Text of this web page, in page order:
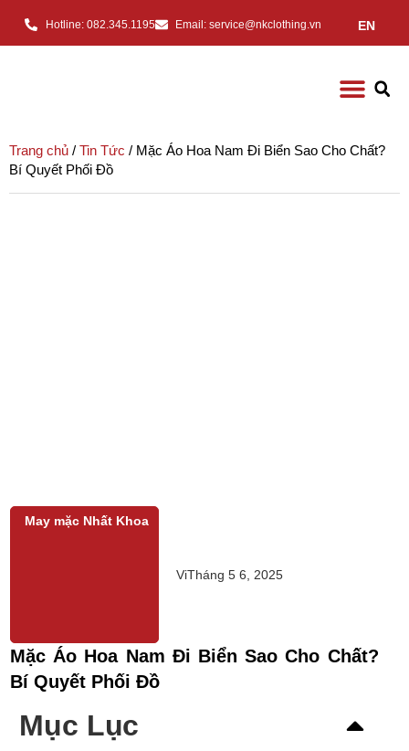
Hotline: 082.345.1195 Email: service@nkclothing.vn EN
Trang chủ / Tin Tức / Mặc Áo Hoa Nam Đi Biển Sao Cho Chất?
Bí Quyết Phối Đồ
May mặc Nhất Khoa
ViTháng 5 6, 2025
Mặc Áo Hoa Nam Đi Biển Sao Cho Chất?
Bí Quyết Phối Đồ
Mục Lục